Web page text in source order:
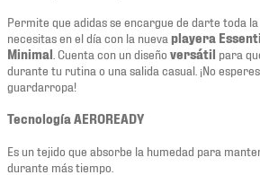
Permite que adidas se encargue de darte toda la
necesitas en el día con la nueva playera
Minimal . Cuenta con un diseño versátil para
durante tu rutina o una salida casual. ¡No
guardarropa!
Tecnología AEROREADY
Es un tejido que absorbe la humedad para
durante más tiempo.